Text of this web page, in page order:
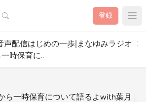
索 登録
声配信はじめの一歩|まなゆみラジオ
時保育に..